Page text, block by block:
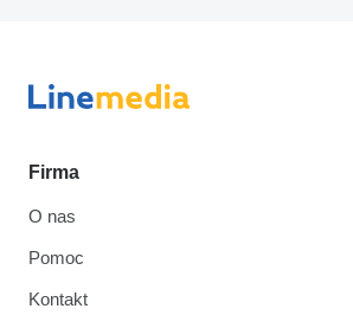
Firma
O nas
Pomoc
Kontakt